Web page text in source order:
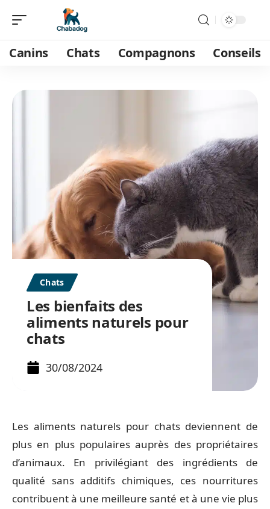
Canins Chats Compagnons Conseils
Chats
Les bienfaits des
aliments naturels pour
chats
30/08/2024
Les aliments naturels pour chats deviennent de
plus en plus populaires auprès des propriétaires
d’animaux. En privilégiant des ingrédients de
qualité sans additifs chimiques, ces nourritures
contribuent à une meilleure santé et à une vie plus